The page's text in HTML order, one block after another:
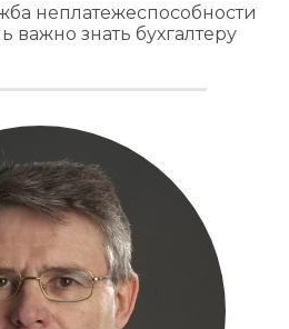
неплатежеспособности
важно знать бухгалтеру